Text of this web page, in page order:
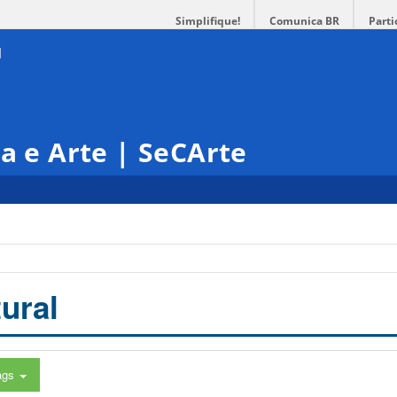
Simplifique! Comunica BR
e Arte | SeCArte